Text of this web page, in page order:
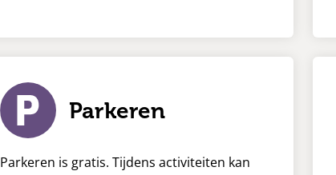
Parkeren
Parkeren is gratis. Tijdens activiteiten kan